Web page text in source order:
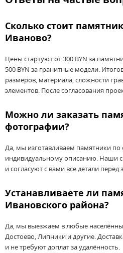
Сколько стоит
Иваново?
Цены стартуют от 300 BYN за
500 BYN за гранитные модели.
размеров, материала, сложности
элементов. После согласования
Можно ли заказать
фотографии?
Да, мы изготавливаем памятники по
индивидуальному описанию. Наши
и согласуют с вами все детали
Устанавливаете ли
Ивановского района?
Да, мы выезжаем в любые
Достоево, Липники и другие.
и не требуют доплат за удалённость.